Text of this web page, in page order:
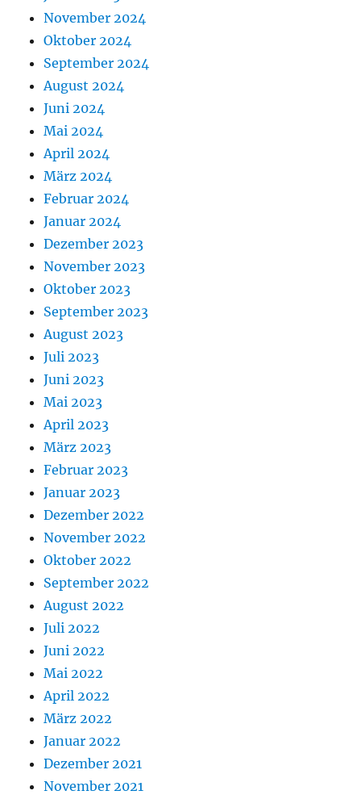
November 2024
Oktober 2024
September 2024
August 2024
Juni 2024
Mai 2024
April 2024
März 2024
Februar 2024
Januar 2024
Dezember 2023
November 2023
Oktober 2023
September 2023
August 2023
Juli 2023
Juni 2023
Mai 2023
April 2023
März 2023
Februar 2023
Januar 2023
Dezember 2022
November 2022
Oktober 2022
September 2022
August 2022
Juli 2022
Juni 2022
Mai 2022
April 2022
März 2022
Januar 2022
Dezember 2021
November 2021